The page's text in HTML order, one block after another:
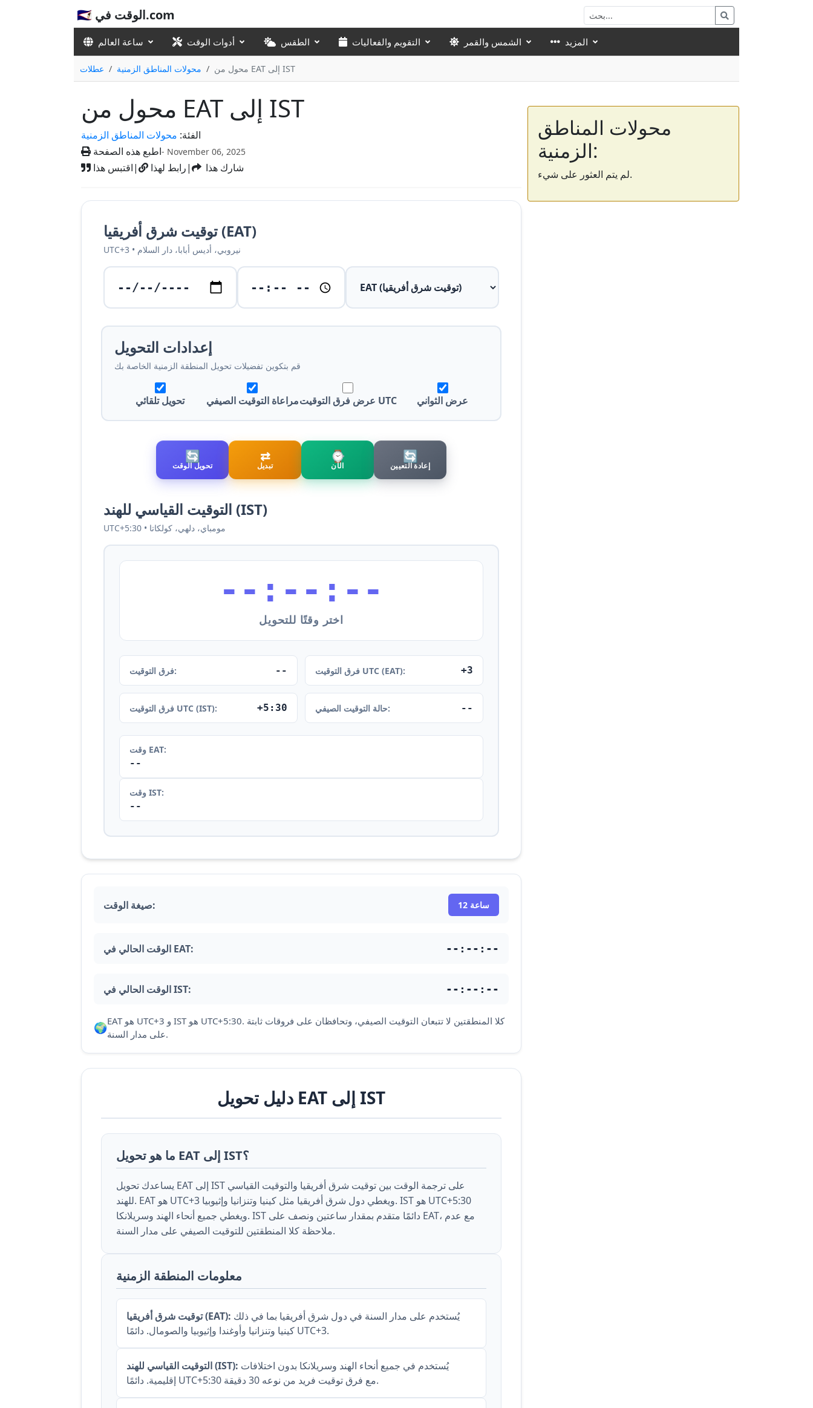
🇸🇦 الوقت في.com
ساعة العالم أدوات الوقت الطقس التقويم والفعاليات الشمس والقمر المزيد
عطلات محولات المناطق الزمنية محول من EAT إلى IST
محول من EAT إلى IST
الفئة: محولات المناطق الزمنية
اطبع هذه الصفحة- November 06, 2025
اقتبس هذا| رابط لهذا| شارك هذا
توقيت شرق أفريقيا (EAT)
UTC+3 • نيروبي، أديس أبابا، دار السلام
إعدادات التحويل
قم بتكوين تفضيلات تحويل المنطقة الزمنية الخاصة بك
تحويل تلقائي مراعاة التوقيت الصيفي عرض فرق التوقيت UTC عرض الثواني
🔄
تحويل الوقت
⇄
تبديل
⌚
الآن
🔄
إعادة التعيين
التوقيت القياسي للهند (IST)
UTC+5:30 • مومباي، دلهي، كولكاتا
--:--:--
اختر وقتًا للتحويل
فرق التوقيت: -- فرق التوقيت UTC (EAT): +3
فرق التوقيت UTC (IST): +5:30 حالة التوقيت الصيفي: --
وقت EAT:
--
وقت IST:
--
صيغة الوقت: 12 ساعة
الوقت الحالي في EAT: --:--:--
الوقت الحالي في IST: --:--:--
🌍EAT هو UTC+3 و IST هو UTC+5:30. كلا المنطقتين لا تتبعان التوقيت الصيفي، وتحافظان على فروقات ثابتة
على مدار السنة.
دليل تحويل EAT إلى IST
ما هو تحويل EAT إلى IST؟
يساعدك تحويل EAT إلى IST على ترجمة الوقت بين توقيت شرق أفريقيا والتوقيت القياسي
للهند. EAT هو UTC+3 ويغطي دول شرق أفريقيا مثل كينيا وتنزانيا وإثيوبيا. IST هو UTC+5:30
ويغطي جميع أنحاء الهند وسريلانكا. IST دائمًا متقدم بمقدار ساعتين ونصف على EAT، مع عدم
ملاحظة كلا المنطقتين للتوقيت الصيفي على مدار السنة.
معلومات المنطقة الزمنية
توقيت شرق أفريقيا (EAT):
كينيا وتنزانيا وأوغندا وإثيوبيا والصومال. دائمًا UTC+3.
التوقيت القياسي للهند (IST):
إقليمية. دائمًا UTC+5:30 مع فرق توقيت فريد من نوعه 30 دقيقة.
محولات المناطق
الزمنية:
لم يتم العثور على شيء.